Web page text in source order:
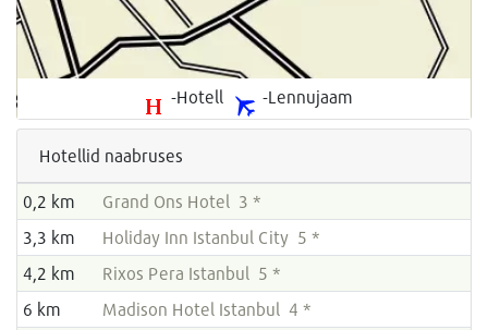
-Hotell -Lennujaam
Hotellid naabruses
0,2 km
Grand Ons Hotel 3 *
3,3 km
Holiday Inn Istanbul City 5 *
4,2 km
Rixos Pera Istanbul 5 *
6 km
Madison Hotel Istanbul 4 *